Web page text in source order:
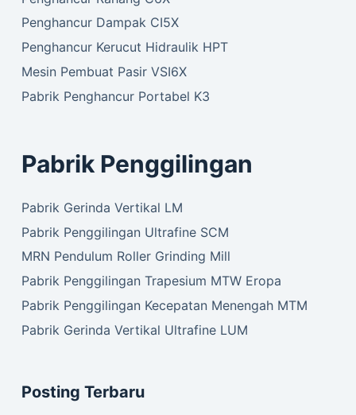
Penghancur Dampak CI5X
Penghancur Kerucut Hidraulik HPT
Mesin Pembuat Pasir VSI6X
Pabrik Penghancur Portabel K3
Pabrik Penggilingan
Pabrik Gerinda Vertikal LM
Pabrik Penggilingan Ultrafine SCM
MRN Pendulum Roller Grinding Mill
Pabrik Penggilingan Trapesium MTW Eropa
Pabrik Penggilingan Kecepatan Menengah MTM
Pabrik Gerinda Vertikal Ultrafine LUM
Posting Terbaru